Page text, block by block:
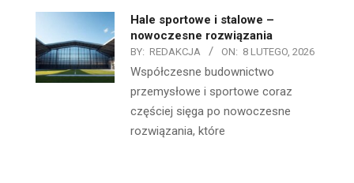
Hale sportowe i stalowe –
nowoczesne rozwiązania
BY: REDAKCJA ON: 8 LUTEGO, 2026
Współczesne budownictwo
przemysłowe i sportowe coraz
częściej sięga po nowoczesne
rozwiązania, które